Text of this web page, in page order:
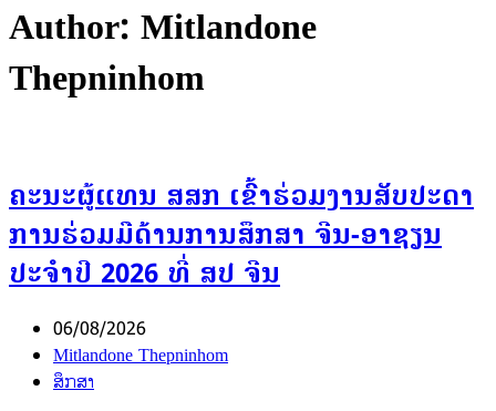
Author: Mitlandone
Thepninhom
ຄະນະຜູ້ແທນ ສສກ ເຂົ້າຮ່ວມງານສັບປະດາ
ການຮ່ວມມືດ້ານການສຶກສາ ຈີນ-ອາຊຽນ
ປະຈຳປີ 2026 ທີ່ ສປ ຈີນ
06/08/2026
Mitlandone Thepninhom
ສຶກສາ